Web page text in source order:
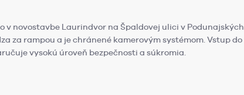
v novostavbe Laurindvor na Špaldovej ulici v Podunajských
za rampou a je chránené kamerovým systémom. Vstup do
vysokú úroveň bezpečnosti a súkromia.